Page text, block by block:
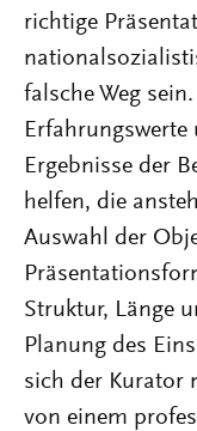
richtige
falsche Weg
Ergebnisse der
helfen, die
Auswahl der
Struktur, Länge
Planung des
sich der Kurator
von einem